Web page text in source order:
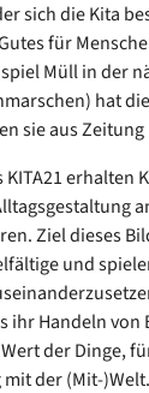
sich die Kita
für
Müll in der
hat
sie aus
KITA21
Ziel dieses
und
ihr Handeln
der Dinge,
der (Mit-